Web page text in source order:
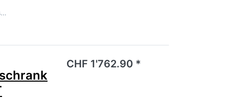
keine Bewertungen vor.
CHF 1'762.90 *